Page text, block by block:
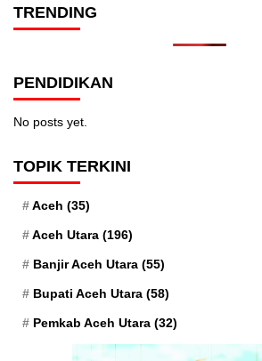
TRENDING
PENDIDIKAN
No posts yet.
TOPIK TERKINI
Aceh (35)
Aceh Utara (196)
Banjir Aceh Utara (55)
Bupati Aceh Utara (58)
Pemkab Aceh Utara (32)